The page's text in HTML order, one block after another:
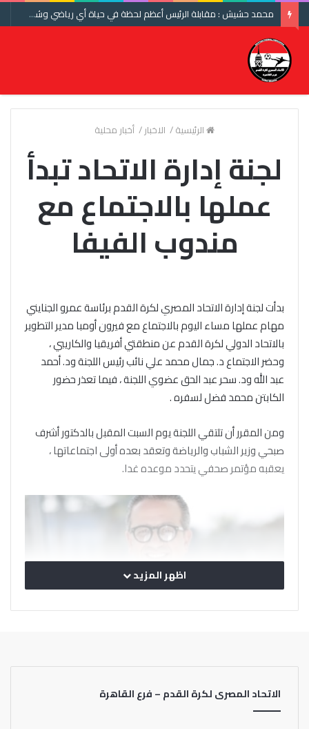
محمد حشيش : مقابلة الرئيس أعظم لحظة في حياة أي رياضي وشكرا اتحاد الكرة ومنتخب مصر
الرئيسية/ الاخبار/ أخبار محلية
لجنة إدارة الاتحاد تبدأ
عملها بالاجتماع مع
مندوب الفيفا
بدأت لجنة إدارة الاتحاد المصري لكرة القدم برئاسة عمرو الجنايني
مهام عملها مساء اليوم بالاجتماع مع فيرون أومبا مدير التطوير
بالاتحاد الدولي لكرة القدم عن منطقتي أفريقيا والكاريبي ،
وحضر الاجتماع د. جمال محمد علي نائب رئيس اللجنة ود. أحمد
عبد الله ود. سحر عبد الحق عضوي اللجنة ، فيما تعذر حضور
الكابتن محمد فضل لسفره .
ومن المقرر أن تلتقي اللجنة يوم السبت المقبل بالدكتور أشرف
صبحي وزير الشباب والرياضة وتعقد بعده أولى اجتماعاتها ،
يعقبه مؤتمر صحفي يتحدد موعده غدا.
اظهر المزيد
الاتحاد المصرى لكرة القدم – فرع القاهرة